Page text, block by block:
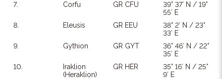
7.
Corfu GR CFU
39° 37′ N / 19°
55′ E
8.
Eleusis GR EEU
38° 2′ N / 23°
33′ E
9.
Gythion GR GYT
36° 46′ N / 22°
35′ E
10.
Iraklion
(Heraklion)
GR HER
35° 16′ N / 25°
9′ E